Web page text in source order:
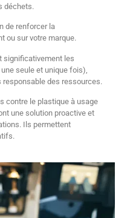
déchets.
de renforcer la
ou sur votre marque.
significativement les
seule et unique fois),
des ressources.
contre le plastique à usage
une solution proactive et
Ils permettent